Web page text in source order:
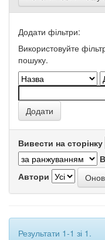
Додати фільтри:
Використовуйте
пошуку.
Вивести на сторінку
Автори
Результати 1-1 зі 1.